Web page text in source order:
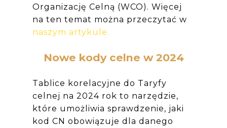
Organizację Celną (WCO). Więcej
na ten temat można przeczytać w
naszym artykule.
Nowe kody celne w 2024
Tablice korelacyjne do Taryfy
celnej na 2024 rok to narzędzie,
które umożliwia sprawdzenie, jaki
kod CN obowiązuje dla danego